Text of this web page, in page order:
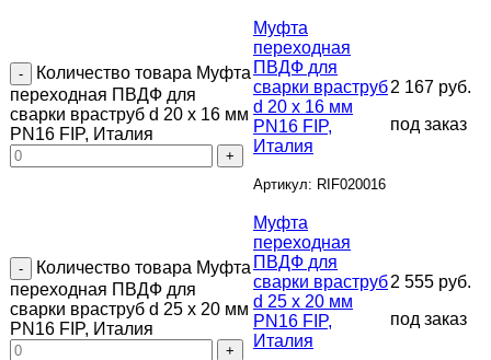
Количество товара Муфта
переходная ПВДФ для
сварки враструб d 20 х 16 мм
PN16 FIP, Италия
Муфта
переходная
ПВДФ для
сварки враструб
d 20 х 16 мм
PN16 FIP,
Италия
Артикул: RIF020016
2 167 руб.
под заказ
Количество товара Муфта
переходная ПВДФ для
сварки враструб d 25 х 20 мм
PN16 FIP, Италия
Муфта
переходная
ПВДФ для
сварки враструб
d 25 х 20 мм
PN16 FIP,
Италия
2 555 руб.
под заказ